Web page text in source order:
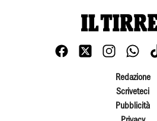
Redazione
Scriveteci
Pubblicità